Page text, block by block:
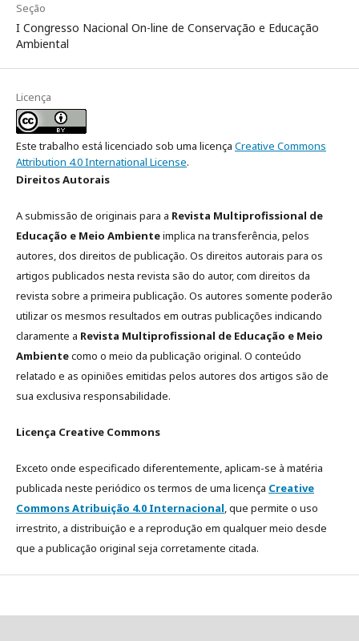
Seção
I Congresso Nacional On-line de Conservação e Educação
Ambiental
Licença
Este trabalho está licenciado sob uma licença Creative Commons
Attribution 4.0 International License.
Direitos Autorais
A submissão de originais para a Revista Multiprofissional de
Educação e Meio Ambienteimplica na transferência, pelos
autores, dos direitos de publicação. Os direitos autorais para os
artigos publicados nesta revista são do autor, com direitos da
revista sobre a primeira publicação. Os autores somente poderão
utilizar os mesmos resultados em outras publicações indicando
claramente a Revista Multiprofissional de Educação e Meio
Ambientecomo o meio da publicação original. O conteúdo
relatado e as opiniões emitidas pelos autores dos artigos são de
sua exclusiva responsabilidade.
Licença Creative Commons
Exceto onde especificado diferentemente, aplicam-se à matéria
publicada neste periódico os termos de uma licença Creative
Commons Atribuição 4.0 Internacional, que permite o uso
irrestrito, a distribuição e a reprodução em qualquer meio desde
que a publicação original seja corretamente citada.